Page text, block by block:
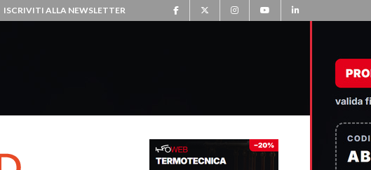
ISCRIVITI ALLA NEWSLETTER